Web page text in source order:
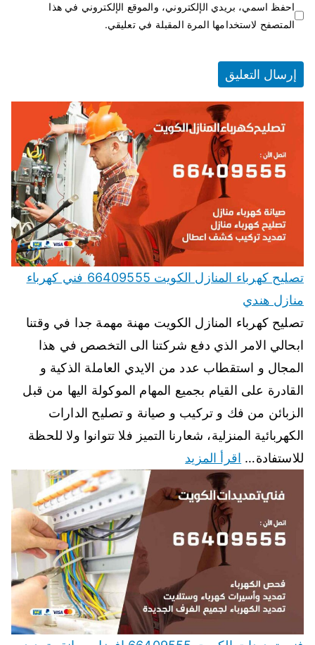
احفظ اسمي، بريدي الإلكتروني، والموقع الإلكتروني في هذا
المتصفح لاستخدامها المرة المقبلة في تعليقي.
تصليح كهرباء المنازل الكويت 66409555 فني كهرباء
منازل هندي
تصليح كهرباء المنازل الكويت مهنة مهمة جدا في وقتنا
ابحالي الامر الذي دفع شركتنا الى التخصص في هذا
المجال و استقطاب عدد من الايدي العاملة الذكية و
القادرة على القيام بجميع المهام الموكولة اليها من قبل
الزبائن من فك و تركيب و صيانة و تصليح الدارات
الكهربائية المنزلية، شعارنا التميز فلا تتوانوا ولا للحظة
للاستفادة… اقرأ المزيد